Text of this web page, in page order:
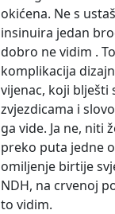
okićena. Ne s
insinuira jedan
dobro ne vidim .
komplikacija
vijenac, koji blješti
zvjezdicama i
ga vide. Ja ne, niti
preko puta jedne
omiljenje birtije
NDH, na crvenoj
to vidim.